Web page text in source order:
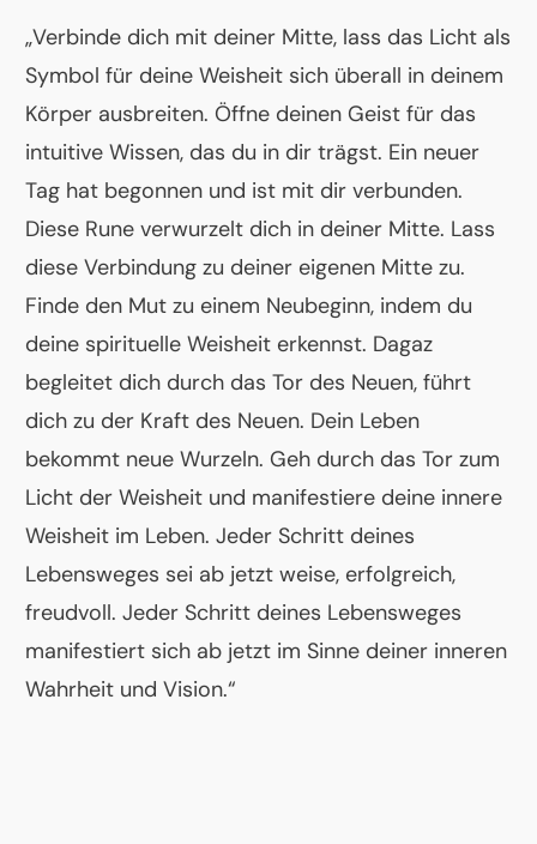
„Verbinde dich mit deiner Mitte, lass das Licht als
Symbol für deine Weisheit sich überall in deinem
Körper ausbreiten. Öffne deinen Geist für das
intuitive Wissen, das du in dir trägst. Ein neuer
Tag hat begonnen und ist mit dir verbunden.
Diese Rune verwurzelt dich in deiner Mitte. Lass
diese Verbindung zu deiner eigenen Mitte zu.
Finde den Mut zu einem Neubeginn, indem du
deine spirituelle Weisheit erkennst. Dagaz
begleitet dich durch das Tor des Neuen, führt
dich zu der Kraft des Neuen. Dein Leben
bekommt neue Wurzeln. Geh durch das Tor zum
Licht der Weisheit und manifestiere deine innere
Weisheit im Leben. Jeder Schritt deines
Lebensweges sei ab jetzt weise, erfolgreich,
freudvoll. Jeder Schritt deines Lebensweges
manifestiert sich ab jetzt im Sinne deiner inneren
Wahrheit und Vision.“